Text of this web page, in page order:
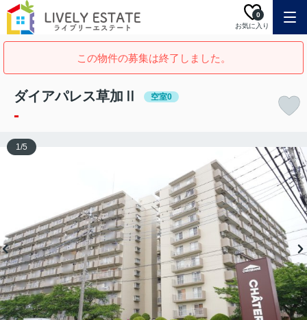
お気に入り
0
この物件の募集は終了しました。
ダイアパレス草加Ⅱ 空室0
-
1/5